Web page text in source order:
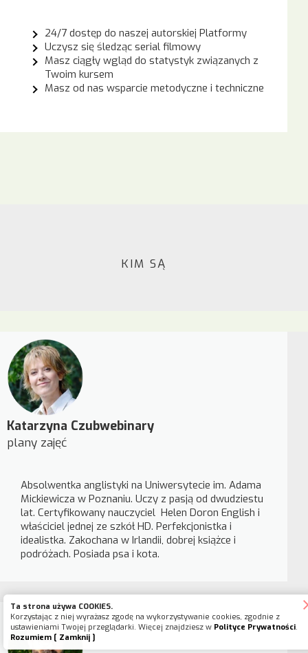
24/7 dostęp do naszej autorskiej Platformy
Uczysz się śledząc serial filmowy
Masz ciągły wgląd do statystyk związanych z
Twoim kursem
Masz od nas wsparcie metodyczne i techniczne
KIM SĄ
Katarzyna Czubwebinary
plany zajęć
Absolwentka anglistyki na Uniwersytecie im. Adama
Mickiewicza w Poznaniu. Uczy z pasją od dwudziestu
lat. Certyfikowany nauczyciel Helen Doron English i
właściciel jednej ze szkół HD. Perfekcjonistka i
idealistka. Zakochana w Irlandii, dobrej książce i
podróżach. Posiada psa i kota.
Ta strona używa COOKIES.
Korzystając z niej wyrażasz zgodę na wykorzystywanie cookies, zgodnie z
ustawieniami Twojej przeglądarki. Więcej znajdziesz w Polityce Prywatności.
Rozumiem [ Zamknij ]